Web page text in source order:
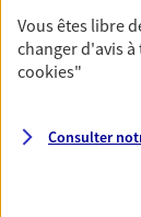
Découvrir
Pour un
contrat
Vous êtes libre
changer d'avis
cookies"
Consulter